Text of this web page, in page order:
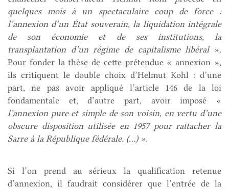
quelques mois à un spectaculaire coup de force :
l’annexion d’un État souverain, la liquidation intégrale
de son économie et de ses institutions, la
transplantation d’un régime de capitalisme libéral».
Pour fonder la thèse de cette prétendue « annexion »,
ils critiquent le double choix d’Helmut Kohl : d’une
part, ne pas avoir appliqué l’article 146 de la loi
fondamentale et, d’autre part, avoir imposé «
l’annexion pure et simple de son voisin, en vertu d’une
obscure disposition utilisée en 1957 pour rattacher la
Sarre à la République fédérale. (…) ».
Si l’on prend au sérieux la qualification retenue
d’annexion, il faudrait considérer que l’entrée de la